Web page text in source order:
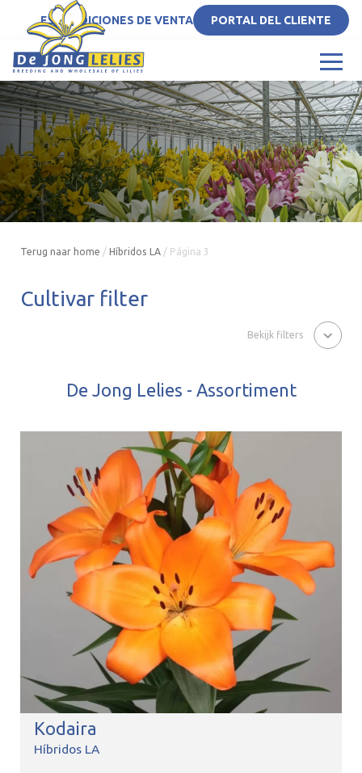
ESCONDICIONES DE VENTA PORTAL DEL CLIENTE
Terug naar home / Híbridos LA / Página 3
Cultivar filter
Bekijk filters
De Jong Lelies - Assortiment
Kodaira
Híbridos LA